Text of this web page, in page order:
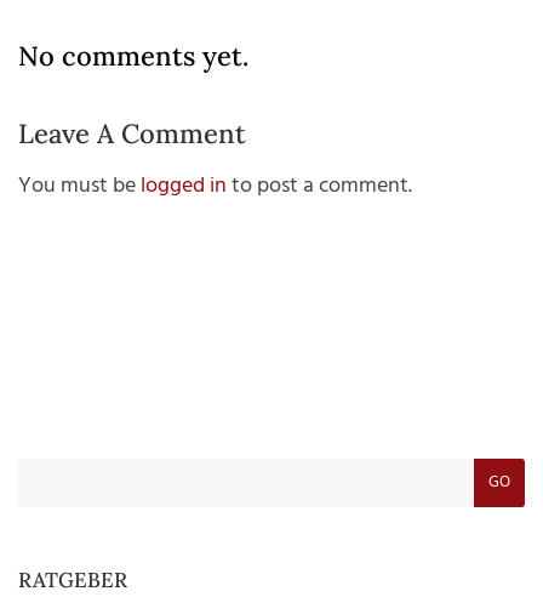
No comments yet.
Leave A Comment
You must belogged into post a comment.
GO
RATGEBER